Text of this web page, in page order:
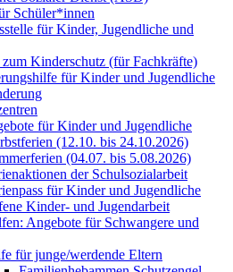
Schüler*innen
für Kinder, Jugendliche und
Kinderschutz (für Fachkräfte)
für Kinder und Jugendliche
für Kinder und Jugendliche
(12.10. bis 24.10.2026)
(04.07. bis 5.08.2026)
der Schulsozialarbeit
für Kinder und Jugendliche
Kinder- und Jugendarbeit
Angebote für Schwangere und
für junge/werdende Eltern